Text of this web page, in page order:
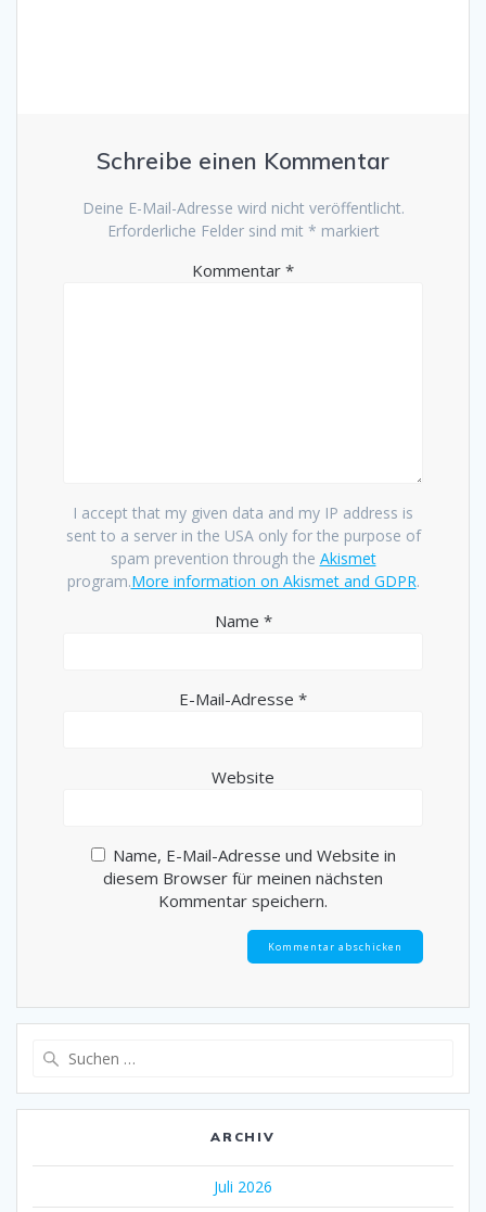
Schreibe einen Kommentar
Deine E-Mail-Adresse wird nicht veröffentlicht.
Erforderliche Felder sind mit * markiert
Kommentar *
I accept that my given data and my IP address is
sent to a server in the USA only for the purpose of
spam prevention through the Akismet
program.More information on Akismet and GDPR.
Name *
E-Mail-Adresse *
Website
Name, E-Mail-Adresse und Website in
diesem Browser für meinen nächsten
Kommentar speichern.
ARCHIV
Juli 2026